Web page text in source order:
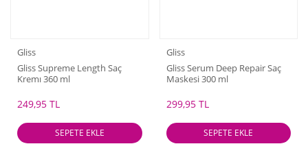
Gliss
Gliss Supreme Length Saç
Kremı 360 ml
249,95 TL
SEPETE EKLE
Gliss
Gliss Serum Deep Repair Saç
Maskesi 300 ml
299,95 TL
SEPETE EKLE